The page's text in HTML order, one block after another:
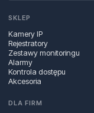
SKLEP
Kamery IP
Rejestratory
Zestawy monitoringu
Alarmy
Kontrola dostępu
Akcesoria
DLA FIRM